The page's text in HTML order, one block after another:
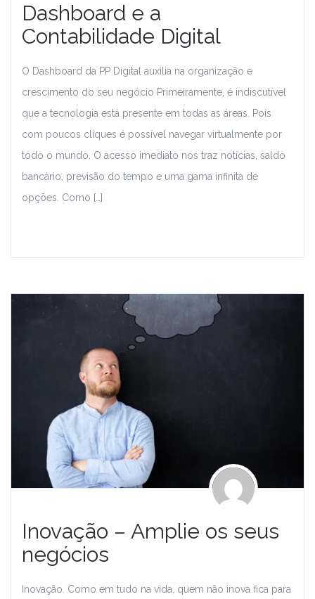
Dashboard e a
Contabilidade Digital
O Dashboard da PP Digital auxilia na organização e
crescimento do seu negócio Primeiramente, é indiscutível
que a tecnologia está presente em todas as áreas. Pois
com poucos cliques é possível navegar virtualmente por
todo o mundo. O acesso imediato nos traz notícias, saldo
bancário, previsão do tempo e uma gama infinita de
opções. Como […]
Inovação – Amplie os seus
negócios
Inovação. Como em tudo na vida, quem não inova fica para